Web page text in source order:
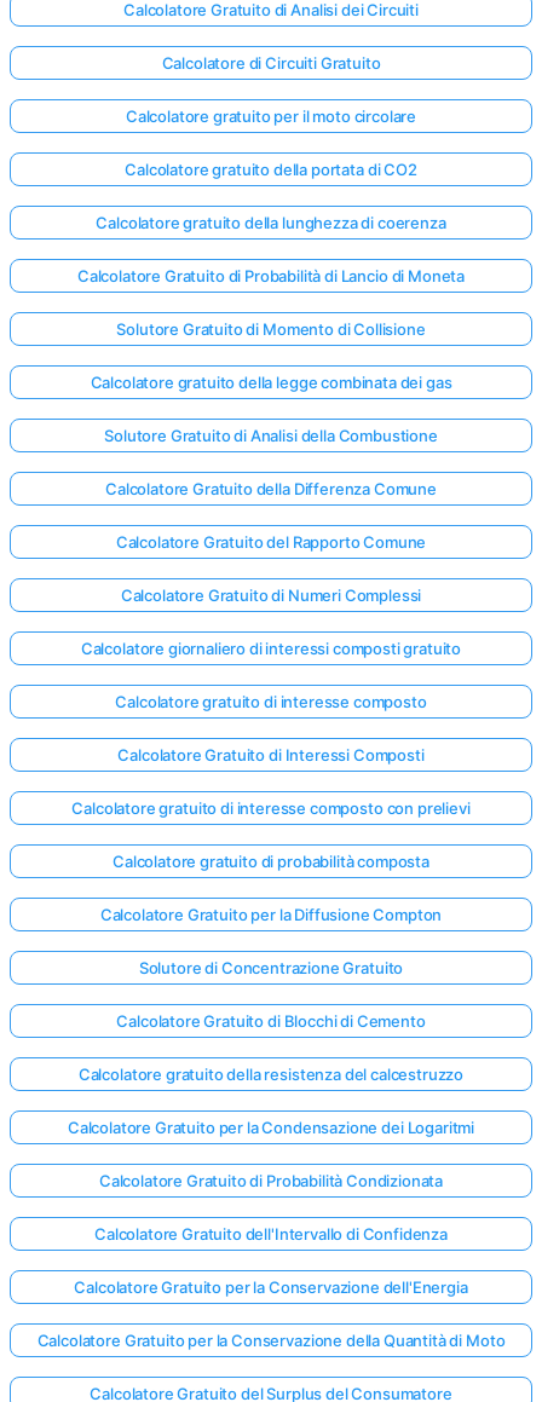
Calcolatore Gratuito di Analisi dei Circuiti
Calcolatore di Circuiti Gratuito
Calcolatore gratuito per il moto circolare
Calcolatore gratuito della portata di CO2
Calcolatore gratuito della lunghezza di coerenza
Calcolatore Gratuito di Probabilità di Lancio di Moneta
Solutore Gratuito di Momento di Collisione
Calcolatore gratuito della legge combinata dei gas
Solutore Gratuito di Analisi della Combustione
Calcolatore Gratuito della Differenza Comune
Calcolatore Gratuito del Rapporto Comune
Calcolatore Gratuito di Numeri Complessi
Calcolatore giornaliero di interessi composti gratuito
Calcolatore gratuito di interesse composto
Calcolatore Gratuito di Interessi Composti
Calcolatore gratuito di interesse composto con prelievi
Calcolatore gratuito di probabilità composta
Calcolatore Gratuito per la Diffusione Compton
Solutore di Concentrazione Gratuito
Calcolatore Gratuito di Blocchi di Cemento
Calcolatore gratuito della resistenza del calcestruzzo
Calcolatore Gratuito per la Condensazione dei Logaritmi
Calcolatore Gratuito di Probabilità Condizionata
Calcolatore Gratuito dell'Intervallo di Confidenza
Calcolatore Gratuito per la Conservazione dell'Energia
Calcolatore Gratuito per la Conservazione della Quantità di Moto
Calcolatore Gratuito del Surplus del Consumatore